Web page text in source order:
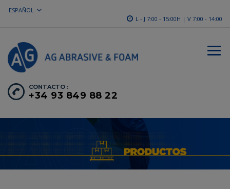
ESPAÑOL
L - J 7:00 - 15:00H | V 7:00 - 14:00
CONTACTO :
+34 93 849 88 22